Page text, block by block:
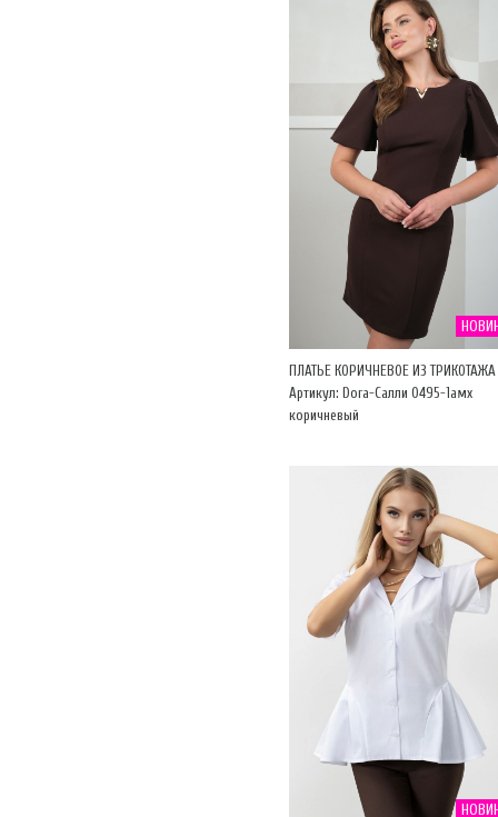
ПЛАТЬЕ КОРИЧНЕВОЕ ИЗ ТРИКОТАЖА
Артикул: Dora-Салли 0495-1амх
коричневый